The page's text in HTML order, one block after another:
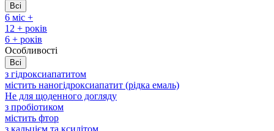
Всі
6 міс +
12 + років
6 + років
Особливості
Всі
з гідроксиапатитом
містить наногідроксиапатит (рідка емаль)
Не для щоденного догляду
з пробіотиком
містить фтор